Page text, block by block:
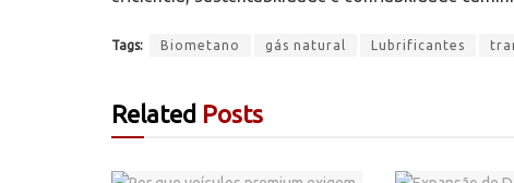
Tags: Biometano gás natural Lubrificantes
Related Posts